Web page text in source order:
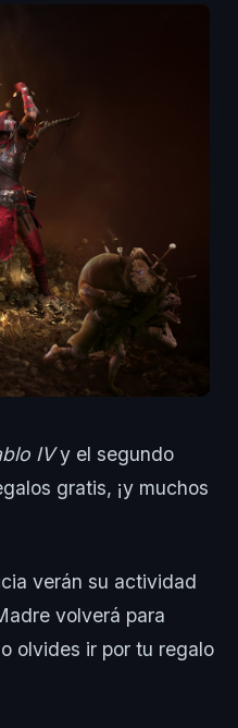
IVy el segundo
gratis, ¡y muchos
verán su actividad
volverá para
olvides ir por tu regalo